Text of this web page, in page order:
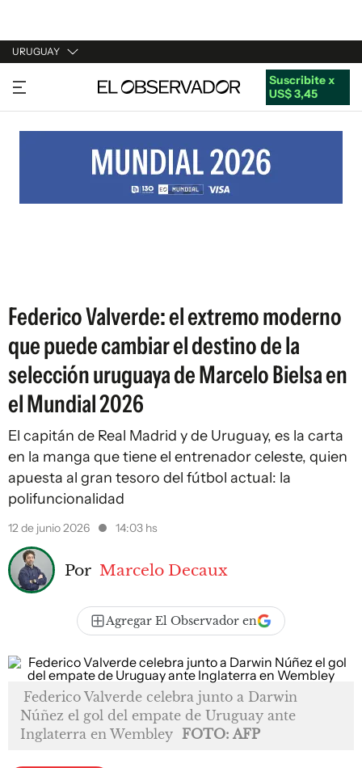
URUGUAY
URUGUAY
ARGENTINA
ESTADOS UNIDOS
Suscribite x
US$ 3,45
Federico Valverde: el extremo moderno
que puede cambiar el destino de la
selección uruguaya de Marcelo Bielsa en
el Mundial 2026
El capitán de Real Madrid y de Uruguay, es la carta
en la manga que tiene el entrenador celeste, quien
apuesta al gran tesoro del fútbol actual: la
polifuncionalidad
12 de junio 2026 14:03 hs
Por Marcelo Decaux
Agregar El Observador en
Federico Valverde celebra junto a Darwin
Núñez el gol del empate de Uruguay ante
Inglaterra en Wembley FOTO: AFP